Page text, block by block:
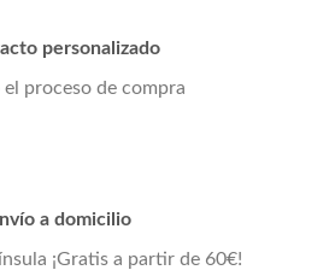
personalizado
el proceso de compra
a domicilio
¡Gratis a partir de 60€!